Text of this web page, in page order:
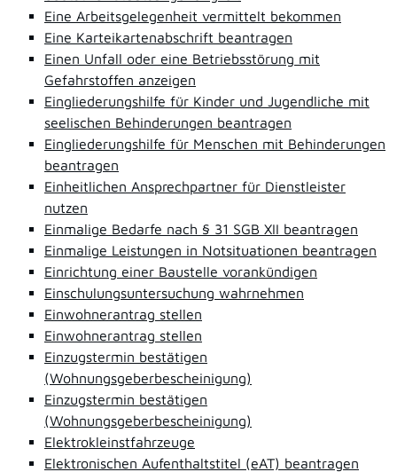
Eine Arbeitsgelegenheit vermittelt bekommen
Eine Karteikartenabschrift beantragen
Einen Unfall oder eine Betriebsstörung mit
Gefahrstoffen anzeigen
Eingliederungshilfe für Kinder und Jugendliche mit
seelischen Behinderungen beantragen
Eingliederungshilfe für Menschen mit Behinderungen
beantragen
Einheitlichen Ansprechpartner für Dienstleister
nutzen
Einmalige Bedarfe nach § 31 SGB XII beantragen
Einmalige Leistungen in Notsituationen beantragen
Einrichtung einer Baustelle vorankündigen
Einschulungsuntersuchung wahrnehmen
Einwohnerantrag stellen
Einwohnerantrag stellen
Einzugstermin bestätigen
(Wohnungsgeberbescheinigung)
Einzugstermin bestätigen
(Wohnungsgeberbescheinigung)
Elektrokleinstfahrzeuge
Elektronischen Aufenthaltstitel (eAT) beantragen